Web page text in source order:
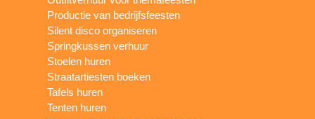
Productie van bedrijfsfeesten
Silent disco organiseren
Springkussen verhuur
Stoelen huren
Straatartiesten boeken
Tafels huren
Tenten huren